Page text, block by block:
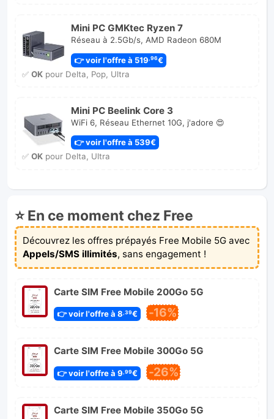
Mini PC GMKtec Ryzen 7
Réseau à 2.5Gb/s, AMD Radeon 680M
👉 voir l'offre à 519,96€
✅ OKpour Delta, Pop, Ultra
Mini PC Beelink Core 3
WiFi 6, Réseau Ethernet 10G, j'adore 😍
👉 voir l'offre à 539€
✅ OKpour Delta, Ultra
⭐ En ce moment chez Free
Découvrez les offres prépayés Free Mobile 5G avec
Appels/SMS illimités, sans engagement !
Carte SIM Free Mobile 200Go 5G
👉 voir l'offre à 8 ,39€ -16%
Carte SIM Free Mobile 300Go 5G
👉 voir l'offre à 9 ,99€ -26%
Carte SIM Free Mobile 350Go 5G